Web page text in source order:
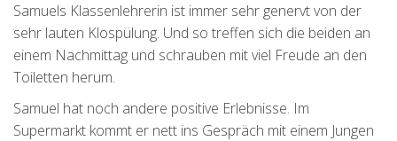
Samuels Klassenlehrerin ist immer sehr genervt von der
sehr lauten Klospülung. Und so treffen sich die beiden an
einem Nachmittag und schrauben mit viel Freude an den
Toiletten herum.
Samuel hat noch andere positive Erlebnisse. Im
Supermarkt kommt er nett ins Gespräch mit einem Jungen